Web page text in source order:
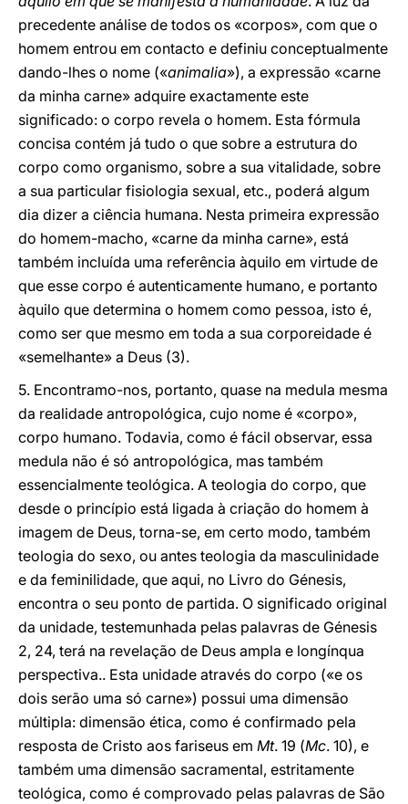
precedente análise de todos os «corpos», com que o
homem entrou em contacto e definiu conceptualmente
dando-lhes o nome («animalia»), a expressão «carne
da minha carne» adquire exactamente este
significado: o corpo revela o homem. Esta fórmula
concisa contém já tudo o que sobre a estrutura do
corpo como organismo, sobre a sua vitalidade, sobre
a sua particular fisiologia sexual, etc., poderá algum
dia dizer a ciência humana. Nesta primeira expressão
do homem-macho, «carne da minha carne», está
também incluída uma referência àquilo em virtude de
que esse corpo é autenticamente humano, e portanto
àquilo que determina o homem como pessoa, isto é,
como ser que mesmo em toda a sua corporeidade é
«semelhante» a Deus (3).
5. Encontramo-nos, portanto, quase na medula mesma
da realidade antropológica, cujo nome é «corpo»,
corpo humano. Todavia, como é fácil observar, essa
medula não é só antropológica, mas também
essencialmente teológica. A teologia do corpo, que
desde o princípio está ligada à criação do homem à
imagem de Deus, torna-se, em certo modo, também
teologia do sexo, ou antes teologia da masculinidade
e da feminilidade, que aqui, no Livro do Génesis,
encontra o seu ponto de partida. O significado original
da unidade, testemunhada pelas palavras de Génesis
2, 24, terá na revelação de Deus ampla e longínqua
perspectiva.. Esta unidade através do corpo («e os
dois serão uma só carne») possui uma dimensão
múltipla: dimensão ética, como é confirmado pela
resposta de Cristo aos fariseus em Mt. 19 (Mc. 10), e
também uma dimensão sacramental, estritamente
teológica, como é comprovado pelas palavras de São